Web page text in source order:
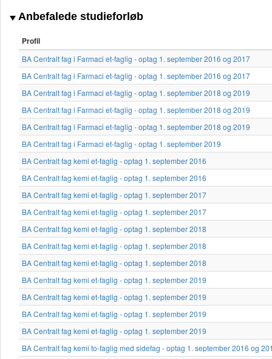
Anbefalede studieforløb
Profil
BA Centralt fag i Farmaci et-faglig - optag 1. september 2016 og 2017
BA Centralt fag i Farmaci et-faglig - optag 1. september 2016 og 2017
BA Centralt fag i Farmaci et-faglig - optag 1. september 2018 og 2019
BA Centralt fag i Farmaci et-faglig - optag 1. september 2018 og 2019
BA Centralt fag i Farmaci et-faglig - optag 1. september 2018 og 2019
BA Centralt fag i Farmaci et-faglig - optag 1. september 2019
BA Centralt fag kemi et-faglig - optag 1. september 2016
BA Centralt fag kemi et-faglig - optag 1. september 2016
BA Centralt fag kemi et-faglig - optag 1. september 2017
BA Centralt fag kemi et-faglig - optag 1. september 2017
BA Centralt fag kemi et-faglig - optag 1. september 2018
BA Centralt fag kemi et-faglig - optag 1. september 2018
BA Centralt fag kemi et-faglig - optag 1. september 2018
BA Centralt fag kemi et-faglig - optag 1. september 2019
BA Centralt fag kemi et-faglig - optag 1. september 2019
BA Centralt fag kemi et-faglig - optag 1. september 2019
BA Centralt fag kemi et-faglig - optag 1. september 2019
BA Centralt fag kemi to-faglig med sidefag - optag 1. september 2016 og